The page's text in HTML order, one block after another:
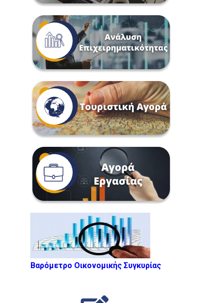
Βαρόμετρο Οικονομικής Συγκυρίας